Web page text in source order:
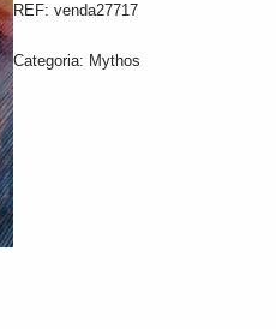
REF:venda27717
Categoria: Mythos